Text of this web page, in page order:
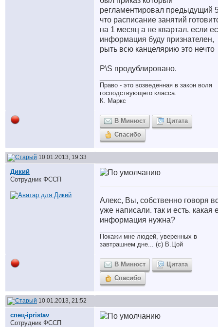
регламентировал предыдущий
что расписание занятий
на 1 месяц а не квартал. если
информация буду признателен,
рыть всю канцелярию это нечто
P\S продублировано.
Право - это возведенная в закон воля
господствующего класса.
К. Маркс
В Минюст
Цитата
Спасибо
10.01.2013, 19:33
Дикий
Сотрудник ФССП
Алекс, Вы, собственно говоря
уже написали. так и есть. какая
информация нужна?
Покажи мне людей, уверенных в
завтрашнем дне... (с) В.Цой
В Минюст
Цитата
Спасибо
10.01.2013, 21:52
спец-ipristav
Сотрудник ФССП